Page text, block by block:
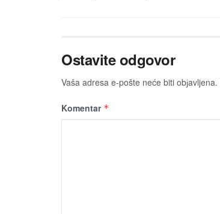
Ostavite odgovor
Vaša adresa e-pošte neće biti obјavljena.
Komentar *